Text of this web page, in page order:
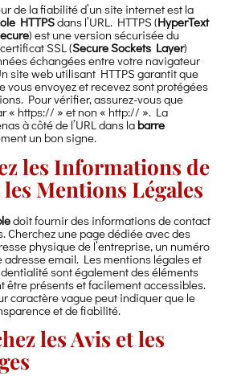
de la fiabilité d’un site internet est la
HTTPSdans l’URL. HTTPS (HyperText
) est une version sécurisée du
SSL (Secure Sockets Layer)
échangées entre votre navigateur
site web utilisant HTTPS garantit que
vous envoyez et recevez sont protégées
Pour vérifier, assurez-vous que
« https:// » et non « http:// ». La
à côté de l’URL dans la barre
un bon signe.
les Informations de
Mentions Légales
doit fournir des informations de contact
Cherchez une page dédiée avec des
physique de l’entreprise, un numéro
adresse email. Les mentions légales et
sont également des éléments
être présents et facilement accessibles.
caractère vague peut indiquer que le
et de fiabilité.
les Avis et les